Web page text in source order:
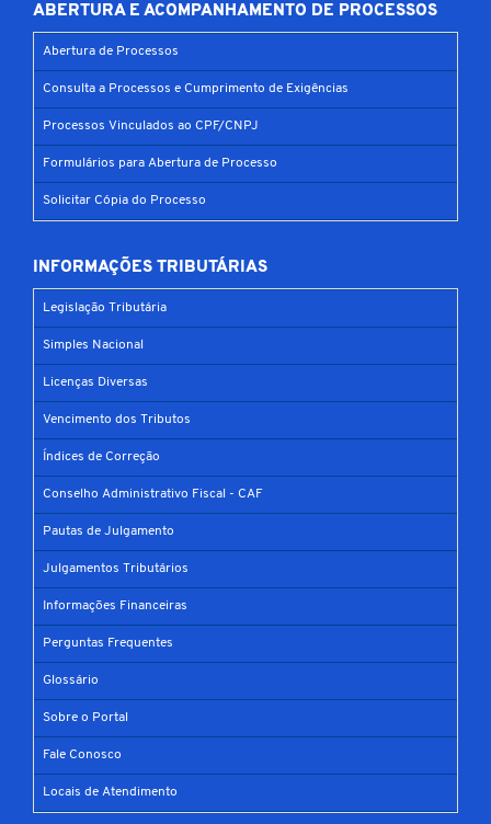
ABERTURA E ACOMPANHAMENTO DE PROCESSOS
Abertura de Processos
Consulta a Processos e Cumprimento de Exigências
Processos Vinculados ao CPF/CNPJ
Formulários para Abertura de Processo
Solicitar Cópia do Processo
INFORMAÇÕES TRIBUTÁRIAS
Legislação Tributária
Simples Nacional
Licenças Diversas
Vencimento dos Tributos
Índices de Correção
Conselho Administrativo Fiscal - CAF
Pautas de Julgamento
Julgamentos Tributários
Informações Financeiras
Perguntas Frequentes
Glossário
Sobre o Portal
Fale Conosco
Locais de Atendimento